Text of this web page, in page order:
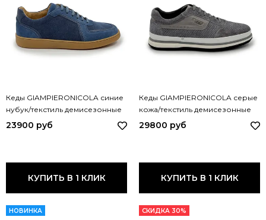
Кеды GIAMPIERONICOLA синие
нубук/текстиль демисезонные
W44559A GPN BLU
23900 руб
КУПИТЬ В 1 КЛИК
Кеды GIAMPIERONICOLA серые
кожа/текстиль демисезонные
M338170 GPN GRIGIO
29800 руб
КУПИТЬ В 1 КЛИК
НОВИНКА СКИДКА 30%